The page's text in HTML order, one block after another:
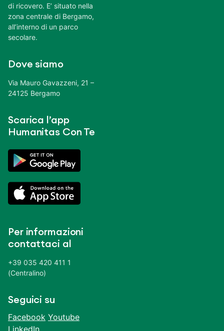
di ricovero. E’ situato nella
zona centrale di Bergamo,
all’interno di un parco
secolare.
Dove siamo
Via Mauro Gavazzeni, 21 –
24125 Bergamo
Scarica l’app
Humanitas Con Te
Per informazioni
contattaci al
+39 035 420 411 1
(Centralino)
Seguici su
Facebook Youtube
LinkedIn